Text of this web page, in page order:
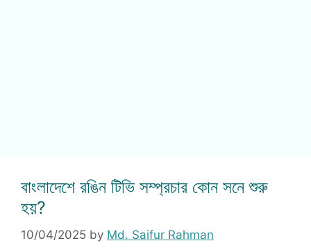
বাংলাদেশে রঙিন টিভি সম্প্রচার কোন সনে শুরু
হয়?
10/04/2025 by Md. Saifur Rahman